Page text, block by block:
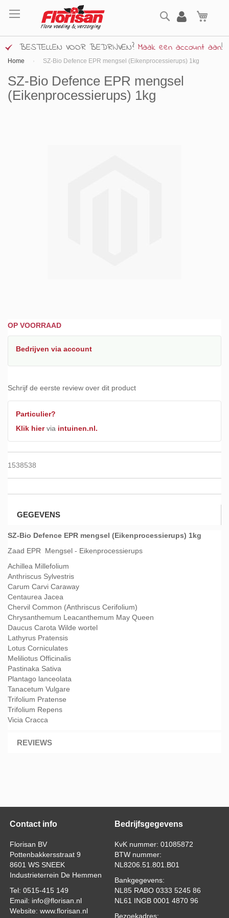
naar
inhoud
Zoek
BESTELLEN VOOR BEDRIJVEN? Maak een account aan!
Home SZ-Bio Defence EPR mengsel (Eikenprocessierups) 1kg
SZ-Bio Defence EPR mengsel
(Eikenprocessierups) 1kg
OP VOORRAAD
Bedrijven via account
Schrijf de eerste review over dit product
Particulier?
Klik hiervia intuinen.nl.
1538538
Ga
naar
begin
van
afbeeldingen-
GEGEVENS
SZ-Bio Defence EPR mengsel (Eikenprocessierups) 1kg
Zaad EPR Mengsel - Eikenprocessierups
Achillea Millefolium
Anthriscus Sylvestris
Carum Carvi Caraway
Centaurea Jacea
Chervil Common (Anthriscus Cerifolium)
Chrysanthemum Leacanthemum May Queen
Daucus Carota Wilde wortel
Lathyrus Pratensis
Lotus Corniculates
Meliliotus Officinalis
Pastinaka Sativa
Plantago lanceolata
Tanacetum Vulgare
Trifolium Pratense
Trifolium Repens
Vicia Cracca
REVIEWS
Contact info
Florisan BV
Pottenbakkersstraat 9
8601 WS SNEEK
Industrieterrein De Hemmen
Tel: 0515-415 149
Email: info@florisan.nl
Website: www.florisan.nl
Bedrijfsgegevens
KvK nummer: 01085872
BTW nummer:
NL8206.51.801.B01
Bankgegevens:
NL85 RABO 0333 5245 86
NL61 INGB 0001 4870 96
Bezoekadres: